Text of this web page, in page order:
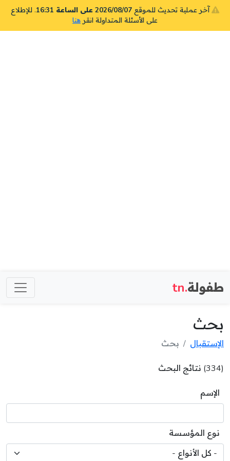
آخر عملية تحديث للموقع 2026/08/07 على الساعة 16:31
. للإطلاع
على الأسئلة المتداولة انقر هنا
طفولة.tn
بحث
الإستقبال بحث
(334) نتائج البحث
الإسم
نوع المؤسسة